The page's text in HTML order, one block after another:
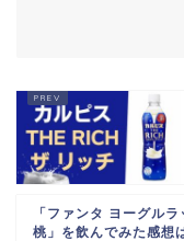
「ファンタ ヨーグル
桃」を飲んでみた感想